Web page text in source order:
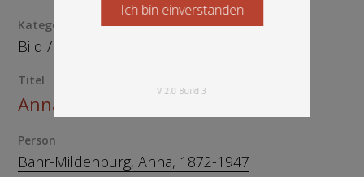
Ich bin einverstanden
Starten Sie jetzt
V 2.0 Build 3
Kategorie / Medientyp
Bild/
Titel
Anna Mildenburg
Person
Bahr-Mildenburg, Anna, 1872-1947